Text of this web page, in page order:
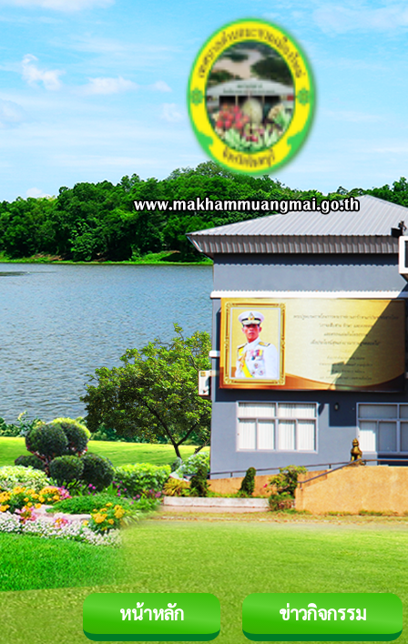
หน้าหลัก ข่าวกิจกรรม